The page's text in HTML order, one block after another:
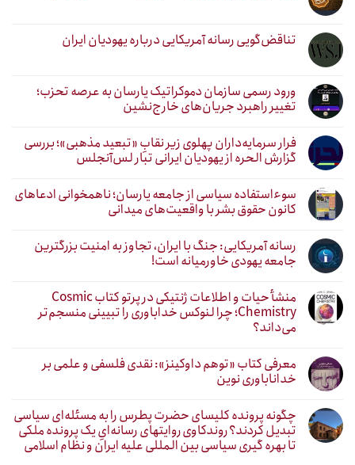
تناقض‌گویی رسانه آمریکایی درباره یهودیان ایران
ورود رسمی سازمان دموکراتیک یارسان به عرصه تحزب؛
تغییر راهبرد جریان‌های خارج‌نشین
فرار سرمایه‌داران پهلوی زیر نقابِ «تبعید مذهبی»؛ بررسی
گزارش الحره از یهودیان ایرانی تبار لس‌آنجلس
سوءاستفاده سیاسی از جامعه یارسان؛ ناهمخوانی ادعاهای
کانون حقوق بشر با واقعیت‌های میدانی
رسانه آمریکایی: جنگ با ایران، تجاوز به امنیت بزرگترین
جامعه یهودی خاورمیانه است!
منشأ حیات و اطلاعات ژنتیکی در پرتو کتاب Cosmic
Chemistry؛ چرا لنوکس خداباوری را تبیینی منسجم‌تر
می‌داند؟
معرفی کتاب «توهم داوکینز»: نقدی فلسفی و علمی بر
خداناباوری نوین
چگونه پرونده کلیسای حضرت پطرس را به مسئله‌ای سیاسی
تبدیل کردند؟ روندکاوی روایتهای رسانه‌ایِ یک پرونده ملکی
تا بهره گیری سیاسی بین المللی علیه ایران و نظام اسلامی